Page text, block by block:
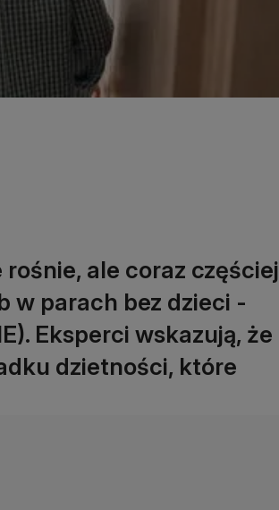
ale coraz częściej
w parach bez dzieci -
Eksperci wskazują, że
dzietności, które